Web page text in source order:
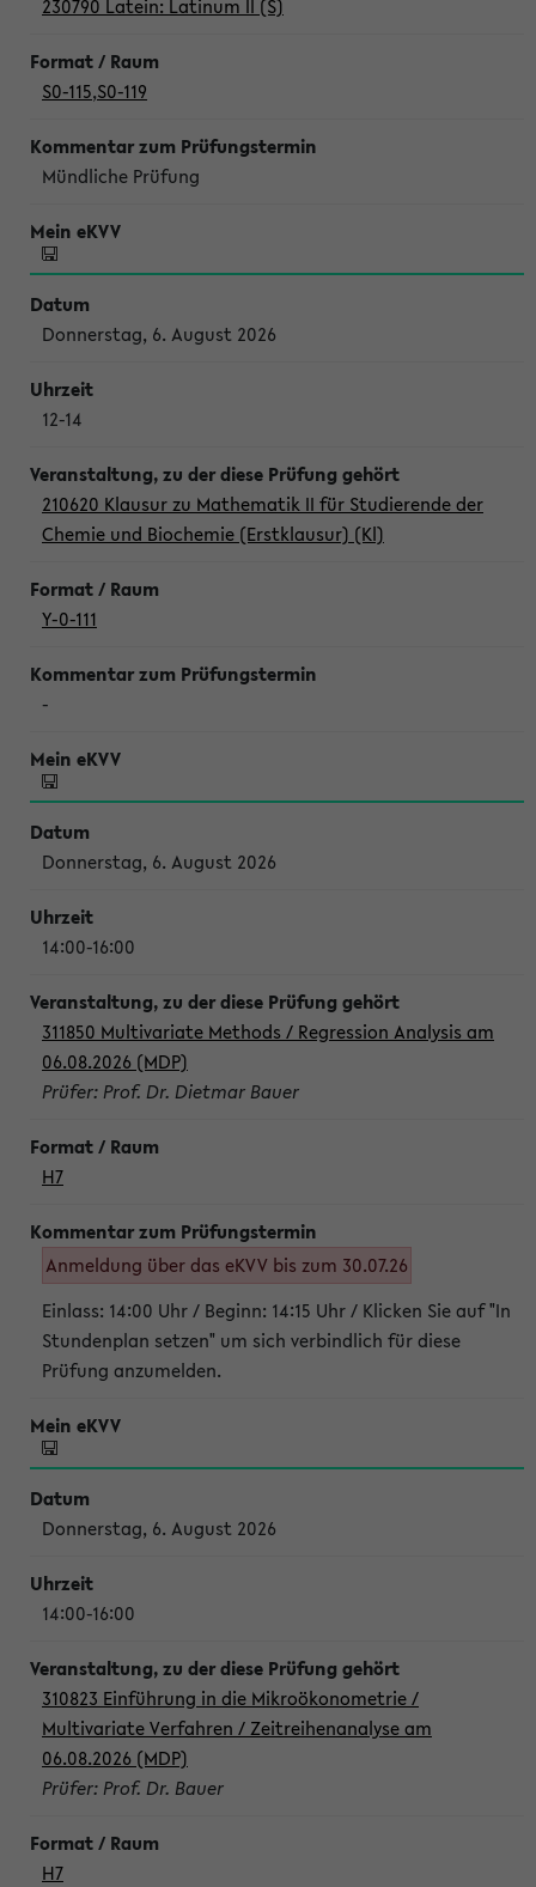
230790 Latein: Latinum II (S)
S0-115,S0-119
Mündliche Prüfung
Donnerstag, 6. August 2026
12-14
210620 Klausur zu Mathematik II für Studierende der
Chemie und Biochemie (Erstklausur) (Kl)
Y-0-111
-
Donnerstag, 6. August 2026
14:00-16:00
311850 Multivariate Methods / Regression Analysis am
06.08.2026 (MDP)
Prüfer: Prof. Dr. Dietmar Bauer
H7
Anmeldung über das eKVV bis zum 30.07.26
Einlass: 14:00 Uhr / Beginn: 14:15 Uhr / Klicken Sie auf "In
Stundenplan setzen" um sich verbindlich für diese
Prüfung anzumelden.
Donnerstag, 6. August 2026
14:00-16:00
310823 Einführung in die Mikroökonometrie /
Multivariate Verfahren / Zeitreihenanalyse am
06.08.2026 (MDP)
Prüfer: Prof. Dr. Bauer
H7